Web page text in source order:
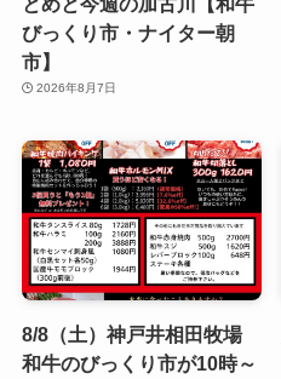
びっくり市・ナイター朝
市】
2026年8月7日
8/8（土）神戸井相田牧場
和牛のびっくり市が10時～